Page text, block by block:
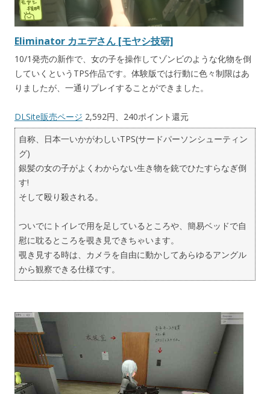
Eliminator カエデさん [モヤシ技研]
10/1発売の新作で、女の子を操作してゾンビのような化物を倒
していくというTPS作品です。体験版では行動に色々制限はあ
りましたが、一通りプレイすることができました。
DLSite販売ページ 2,592円、240ポイント還元
自称、日本一いかがわしいTPS(サードパーソンシューティン
グ)
銀髪の女の子がよくわからない生き物を銃でひたすらなぎ倒
す!
そして殴り殺される。
ついでにトイレで用を足しているところや、簡易ベッドで自
慰に耽るところを覗き見できちゃいます。
覗き見する時は、カメラを自由に動かしてあらゆるアングル
から観察できる仕様です。